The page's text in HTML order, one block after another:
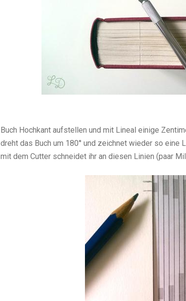
Buch Hochkant aufstellen und mit Lineal einige
dreht das Buch um 180° und zeichnet wieder so eine
mit dem Cutter schneidet ihr an diesen Linien (paar